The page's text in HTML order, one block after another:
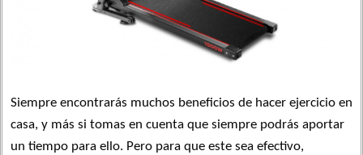
Siempre encontrarás muchos beneficios de hacer ejercicio en
casa, y más si tomas en cuenta que siempre podrás aportar
un tiempo para ello. Pero para que este sea efectivo,